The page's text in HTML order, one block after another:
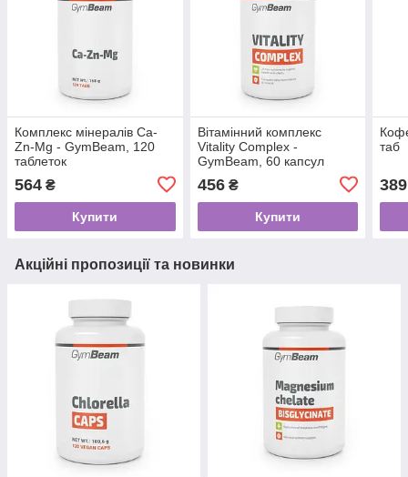
Комплекс мінералів Ca-
Zn-Mg - GymBeam, 120
таблеток
564 ₴
Купити
Вітамінний комплекс
Vitality Complex -
GymBeam, 60 капсул
456₴
Купити
таб
389
Акційні пропозиції та новинки